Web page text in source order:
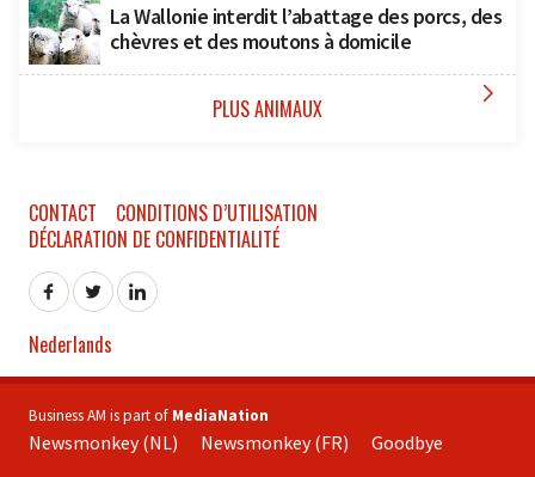
La Wallonie interdit l’abattage des porcs, des
chèvres et des moutons à domicile
PLUS ANIMAUX 
CONTACT
CONDITIONS D’UTILISATION
DÉCLARATION DE CONFIDENTIALITÉ
Nederlands
Business AM is part of MediaNation
Newsmonkey (NL) Newsmonkey (FR) Goodbye